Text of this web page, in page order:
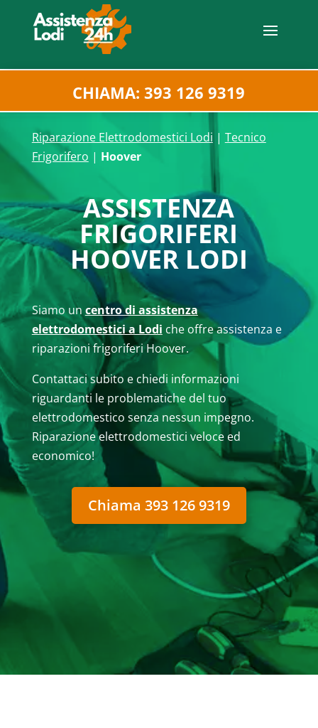
CHIAMA: 393 126 9319
Riparazione Elettrodomestici Lodi | Tecnico
Frigorifero | Hoover
ASSISTENZA
FRIGORIFERI
HOOVER LODI
Siamo un centro di assistenza
elettrodomestici a Lodi che offre assistenza e
riparazioni frigoriferi Hoover.
Contattaci subito e chiedi informazioni
riguardanti le problematiche del tuo
elettrodomestico senza nessun impegno.
Riparazione elettrodomestici veloce ed
economico!
Chiama 393 126 9319